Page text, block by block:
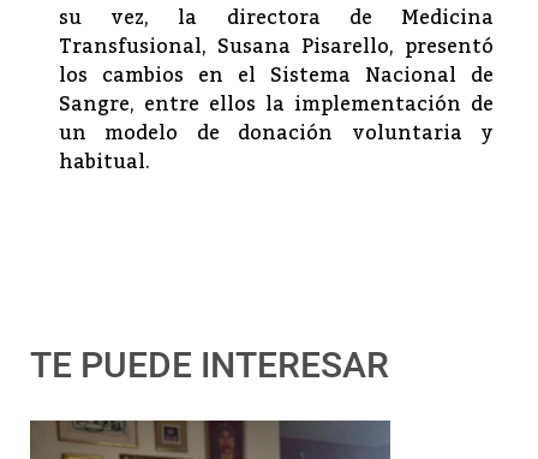
su vez, la directora de Medicina
Transfusional, Susana Pisarello, presentó
los cambios en el Sistema Nacional de
Sangre, entre ellos la implementación de
un modelo de donación voluntaria y
habitual.
TE PUEDE INTERESAR